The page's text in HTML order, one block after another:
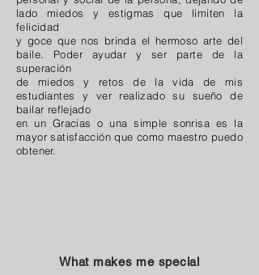
lado miedos y estigmas que limiten la
felicidad
y goce que nos brinda el hermoso arte del
baile. Poder ayudar y ser parte de la
superación
de miedos y retos de la vida de mis
estudiantes y ver realizado su sueño de
bailar reflejado
en un Gracias o una simple sonrisa es la
mayor satisfacción que como maestro puedo
obtener.
What makes me special